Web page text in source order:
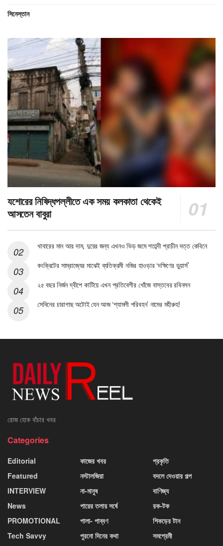
সিনেস্তান
যশোরের নিষিদ্ধপল্লীতে এক সময় কলকাতা থেকেই
আসতেন বাবুরা
খাবারের মান আর দাম, দুয়ের জন্য এখনও ভিড় জমে শতাব্দী প্রাচীন দত্ত কেবিনে
কংক্রিটের সাম্রাজ্যের মাঝেই ব্যতিক্রমী নজির হাওড়ার ‘দক্ষিণের ডুয়ার্স’
২৫ বছর নির্জন দ্বীপে কাটিয়ে এখন প্রতিবেশীর খোঁজে বাস্তবের রবিনসন
সেদিনের চারাগাছ অটোই যেন আজ ‘শ্যামলী পরিবহন’ নামের মহীরুহ!
রোজ হোক বাঁচার খবর
Categories
Editorial
Featured
INTERVIEW
News
PROMOTIONAL
Tech Savvy
কাজের খবর
নস্টালজিয়া
না-মানুষ
পায়ের তলায় সর্ষে
পালা- পাব্বণ
পুরনো দিনের কথা
প্রকৃতি
বদলে দেওয়ার গল্প
বাণিজ্য
রক-টক
শিকড়ের টান
সমপ্রেমী